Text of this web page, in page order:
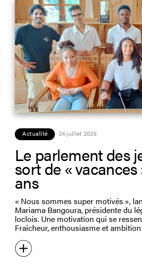
Actualité 24 juillet 2026
Le parlement des
sort de « vacances
ans
« Nous sommes super motivés »,
Mariama Bangoura, présidente du
loclois. Une motivation qui se
Fraîcheur, enthousiasme et ambition